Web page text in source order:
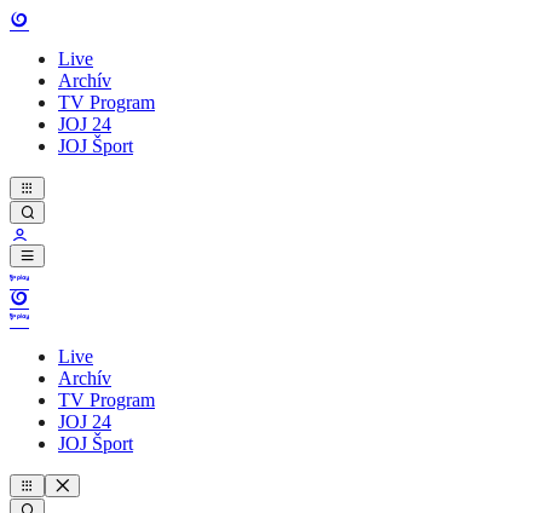
Live
Archív
TV Program
JOJ 24
JOJ Šport
Live
Archív
TV Program
JOJ 24
JOJ Šport